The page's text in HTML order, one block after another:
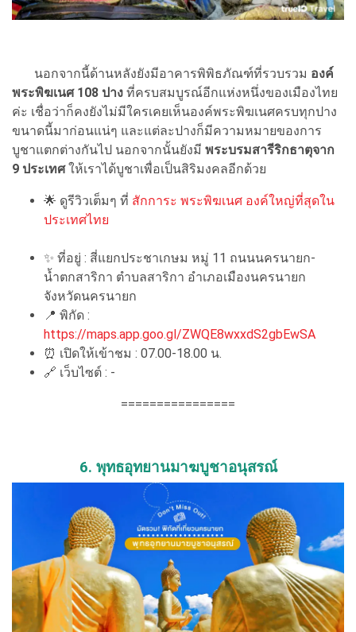
นอกจากนี้ด้านหลังยังมีอาคารพิพิธภัณฑ์ที่รวบรวม องค์
พระพิฆเนศ 108 ปาง ที่ครบสมบูรณ์อีกแห่งหนึ่งของเมืองไทย
ค่ะ เชื่อว่าก็คงยังไม่มีใครเคยเห็นองค์พระพิฆเนศครบทุกปาง
ขนาดนี้มาก่อนแน่ๆ และแต่ละปางก็มีความหมายของการ
บูชาแตกต่างกันไป นอกจากนั้นยังมี พระบรมสารีริกธาตุจาก
9 ประเทศให้เราได้บูชาเพื่อเป็นสิริมงคลอีกด้วย
🌟 ดูรีวิวเต็มๆ ที่ สักการะ พระพิฆเนศ องค์ใหญ่ที่สุดใน
ประเทศไทย
✨ ที่อยู่ : สี่แยกประชาเกษม หมู่ 11 ถนนนครนายก-
น้ำตกสาริกา ตำบลสาริกา อำเภอเมืองนครนายก
จังหวัดนครนายก
📍 พิกัด :
https://maps.app.goo.gl/ZWQE8wxxdS2gbEwSA
⏰ เปิดให้เข้าชม : 07.00-18.00 น.
🔗 เว็บไซต์ : -
================
6. พุทธอุทยานมาฆบูชาอนุสรณ์